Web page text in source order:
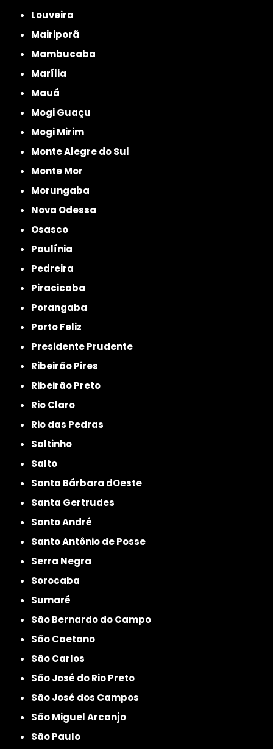
Louveira
Mairiporã
Mambucaba
Marília
Mauá
Mogi Guaçu
Mogi Mirim
Monte Alegre do Sul
Monte Mor
Morungaba
Nova Odessa
Osasco
Paulínia
Pedreira
Piracicaba
Porangaba
Porto Feliz
Presidente Prudente
Ribeirão Pires
Ribeirão Preto
Rio Claro
Rio das Pedras
Saltinho
Salto
Santa Bárbara dOeste
Santa Gertrudes
Santo André
Santo Antônio de Posse
Serra Negra
Sorocaba
Sumaré
São Bernardo do Campo
São Caetano
São Carlos
São José do Rio Preto
São José dos Campos
São Miguel Arcanjo
São Paulo